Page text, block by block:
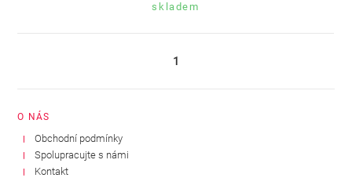
skladem
1
O NÁS
Obchodní podmínky
Spolupracujte s námi
Kontakt